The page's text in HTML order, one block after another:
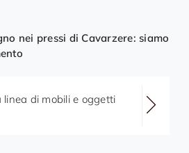
nei pressi di Cavarzere: siamo
linea di mobili e oggetti